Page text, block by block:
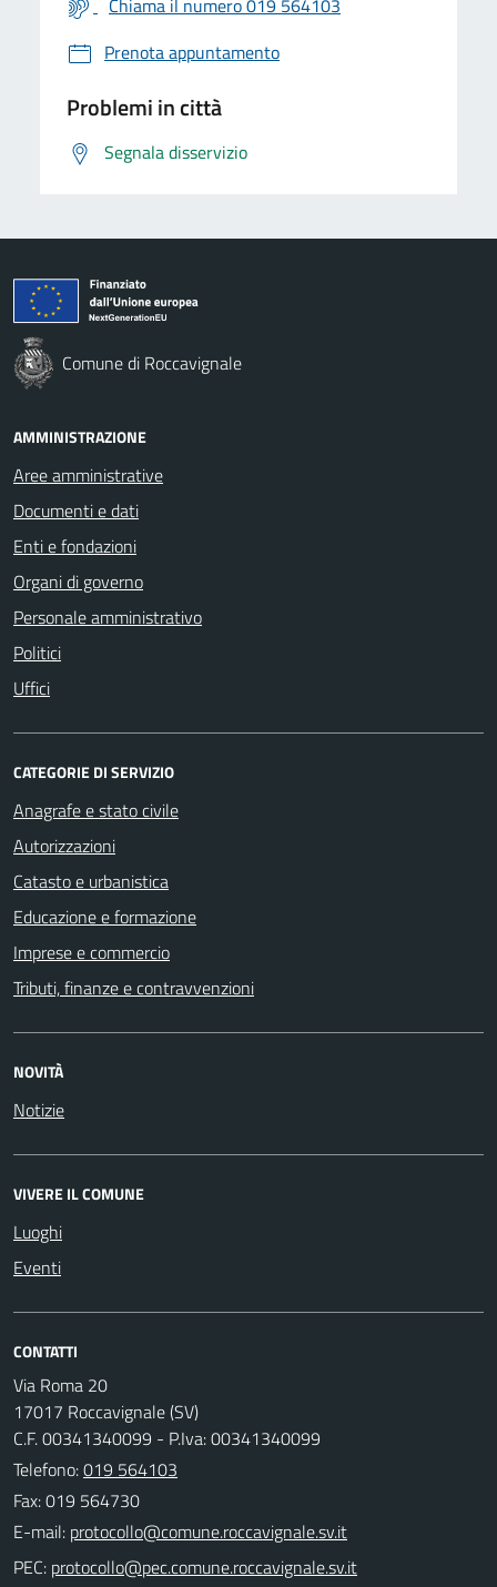
Prenota appuntamento
Problemi in città
Segnala disservizio
Comune di Roccavignale
AMMINISTRAZIONE
Aree amministrative
Documenti e dati
Enti e fondazioni
Organi di governo
Personale amministrativo
Politici
Uffici
CATEGORIE DI SERVIZIO
Anagrafe e stato civile
Autorizzazioni
Catasto e urbanistica
Educazione e formazione
Imprese e commercio
Tributi, finanze e contravvenzioni
NOVITÀ
Notizie
VIVERE IL COMUNE
Luoghi
Eventi
CONTATTI
Via Roma 20
17017 Roccavignale (SV)
C.F. 00341340099 - P.Iva: 00341340099
Telefono:019 564103
Fax: 019 564730
E-mail:
PEC: